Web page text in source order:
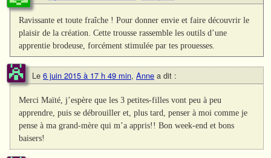
Ravissante et toute fraîche ! Pour donner envie et faire découvrir le
plaisir de la création. Cette trousse rassemble les outils d’une
apprentie brodeuse, forcément stimulée par tes prouesses.
Le 6 juin 2015 à 17 h 49 min, Anne a dit :
Merci Maïté, j’espère que les 3 petites-filles vont peu à peu
apprendre, puis se débrouiller et, plus tard, penser à moi comme je
pense à ma grand-mère qui m’a appris!! Bon week-end et bons
baisers!